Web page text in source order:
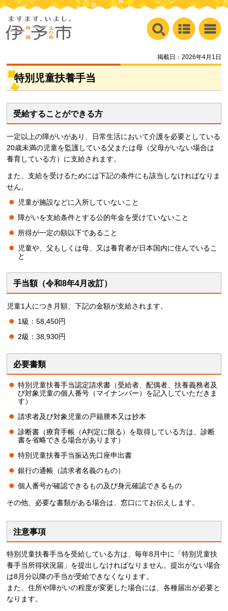
掲載日：2026年4月1日
特別児童扶養手当
受給することができる方
一定以上の障がいがあり、日常生活において介護を必要としている
20歳未満の児童を監護している父または母（父母がいない場合は
養育している方）に支給されます。
また、支給を受けるためには下記の条件にも該当しなければなりま
せん。
児童が施設などに入所していないこと
障がいを支給条件とする公的年金を受けていないこと
所得が一定の額以下であること
児童や、父もしくは母、又は養育者が日本国内に住んでいるこ
と
手当額（令和8年4月改訂）
児童1人につき月額、下記の金額が支給されます。
1級：58,450円
2級：38,930円
必要書類
特別児童扶養手当認定請求書（受給者、配偶者、扶養義務者及
び対象児童の個人番号（マイナンバー）を記入していただきま
す）
請求者及び対象児童の戸籍謄本又は抄本
診断書（療育手帳（A判定に限る）を取得している方は、診断
書を省略できる場合があります）
特別児童扶養手当振込先口座申出書
銀行の通帳（請求者名義のもの）
個人番号が確認できるもの及び身元確認できるもの
その他、必要な書類がある場合は、窓口にてお伝えします。
注意事項
特別児童扶養手当を受給している方は、毎年8月中に「特別児童扶
養手当所得状況届」を提出しなければなりません。提出がない場合
は8月分以降の手当が受給できなくなります。
また、住所や障がいの程度が変更した場合には、各種届出が必要と
なります。